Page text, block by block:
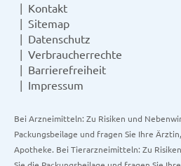
Kontakt
Sitemap
Datenschutz
Verbraucherrechte
Barrierefreiheit
Impressum
Bei Arzneimitteln: Zu Risiken und
Packungsbeilage und fragen Sie Ihre
Apotheke. Bei Tierarzneimitteln: Zu